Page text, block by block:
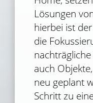
Lösungen
hierbei ist
die
auch
neu geplant
Schritt zu